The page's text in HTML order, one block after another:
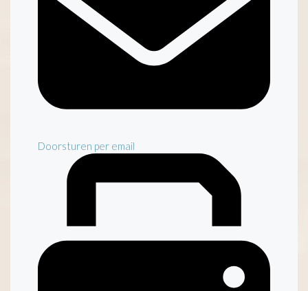
Doorsturen per email